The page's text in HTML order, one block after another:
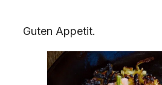
Guten Appetit.